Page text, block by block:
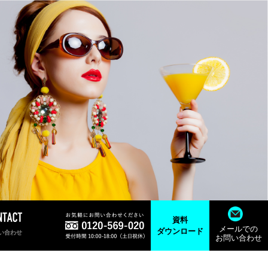
合わせ
資料
ダウンロード
メールでの
お問い合わせ